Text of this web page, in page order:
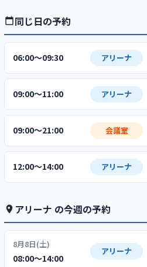
同じ日の予約
06:00〜09:30 アリーナ
09:00〜11:00 アリーナ
09:00〜21:00 会議室
12:00〜14:00 アリーナ
アリーナ の今週の予約
8月8日(土)
08:00〜14:00
アリーナ